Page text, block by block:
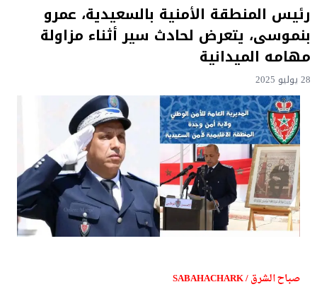
رئيس المنطقة الأمنية بالسعيدية، عمرو
بنموسى، يتعرض لحادث سير أثناء مزاولة
مهامه الميدانية
28 يوليو 2025
صباح الشرق / SABAHACHARK